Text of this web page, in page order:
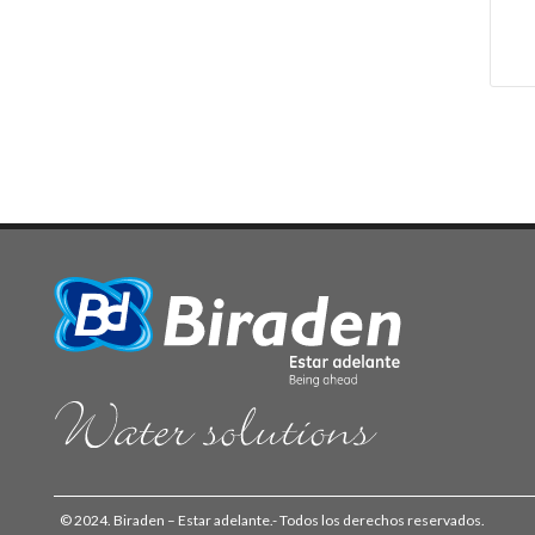
© 2024. Biraden – Estar adelante.- Todos los derechos reservados.